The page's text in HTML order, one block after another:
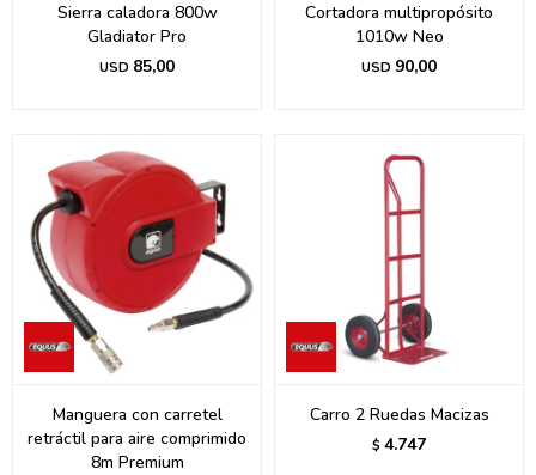
Sierra caladora 800w
Gladiator Pro
USD 85,00
Cortadora multipropósito
1010w Neo
USD 90,00
Manguera con carretel
retráctil para aire comprimido
8m Premium
Carro 2 Ruedas Macizas
$ 4.747